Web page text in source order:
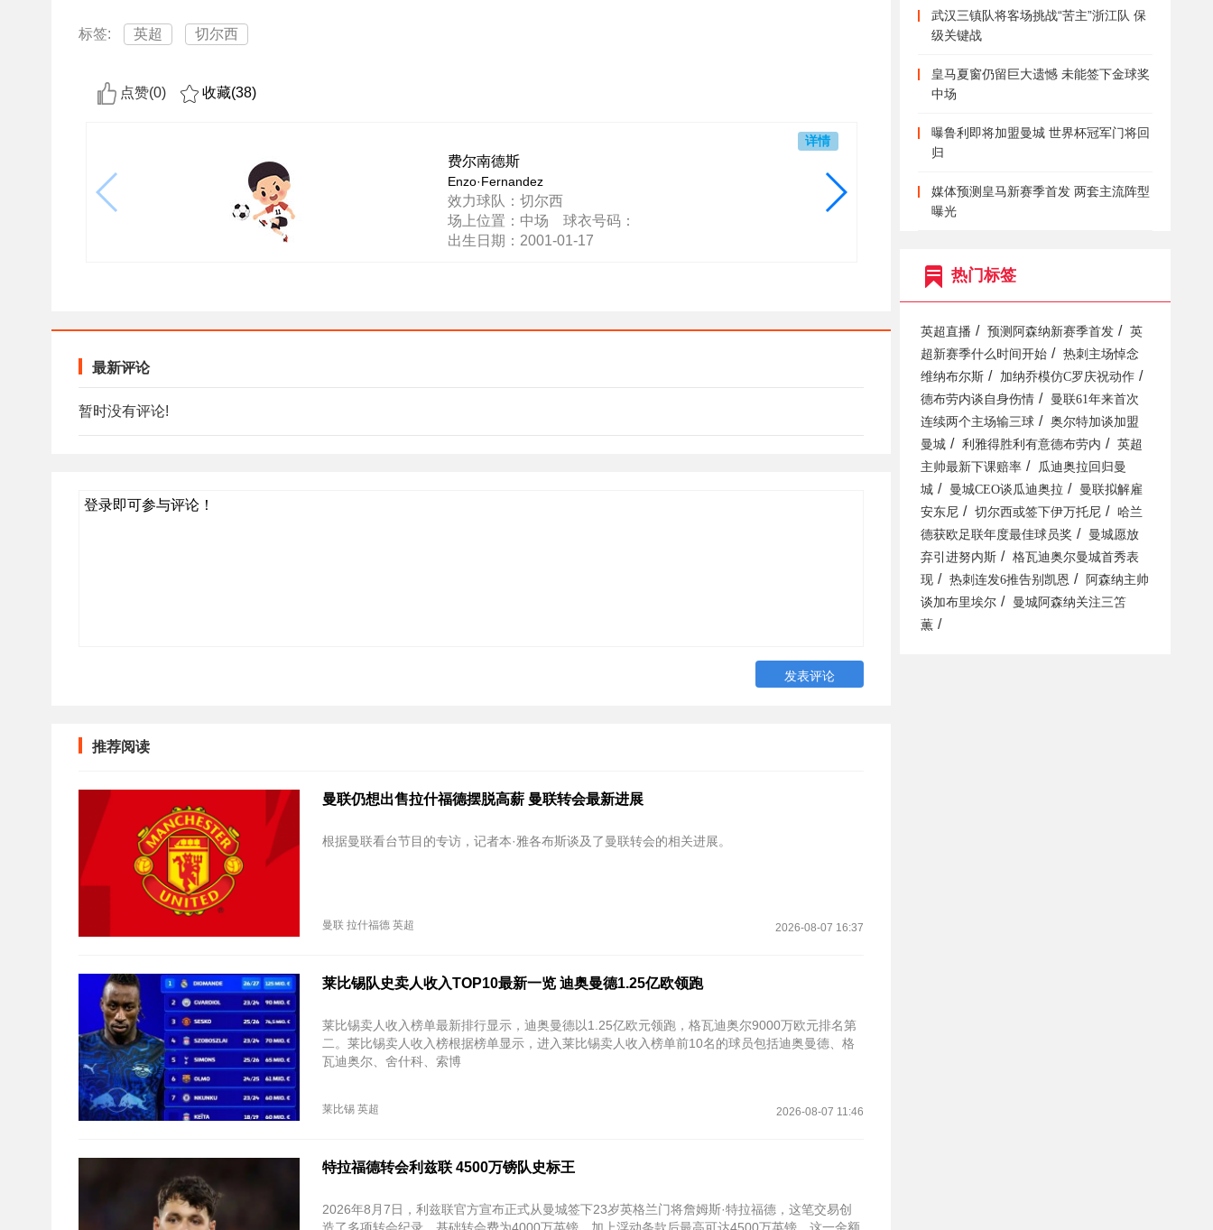
标签: 英超 切尔西
点赞(0) 收藏(38)
详情
费尔南德斯
Enzo·Fernandez
效力球队：切尔西
场上位置：中场 球衣号码：
出生日期：2001-01-17
最新评论
暂时没有评论!
登录即可参与评论！
推荐阅读
曼联仍想出售拉什福德摆脱高薪 曼联转会最新进展
根据曼联看台节目的专访，记者本·雅各布斯谈及了曼联转会的相关进展。
曼联 拉什福德 英超 2026-08-07 16:37
莱比锡队史卖人收入TOP10最新一览 迪奥曼德1.25亿欧领跑
莱比锡卖人收入榜单最新排行显示，迪奥曼德以1.25亿欧元领跑，格瓦迪奥尔9000万欧元排名第
二。莱比锡卖人收入榜根据榜单显示，进入莱比锡卖人收入榜单前10名的球员包括迪奥曼德、格
瓦迪奥尔、舍什科、索博
莱比锡 英超 2026-08-07 11:46
特拉福德转会利兹联 4500万镑队史标王
2026年8月7日，利兹联官方宣布正式从曼城签下23岁英格兰门将詹姆斯·特拉福德，这笔交易创
武汉三镇队将客场挑战“苦主”浙江队 保
级关键战
皇马夏窗仍留巨大遗憾 未能签下金球奖
中场
曝鲁利即将加盟曼城 世界杯冠军门将回
归
媒体预测皇马新赛季首发 两套主流阵型
曝光
热门标签
英超直播 / 预测阿森纳新赛季首发 /
英
超新赛季什么时间开始 /
热刺主场悼念
维纳布尔斯 / 加纳乔模仿C罗庆祝动作 /
德布劳内谈自身伤情 /
曼联61年来首次
连续两个主场输三球 /
奥尔特加谈加盟
曼城 / 利雅得胜利有意德布劳内 /
英超
主帅最新下课赔率 /
瓜迪奥拉回归曼
城 / 曼城CEO谈瓜迪奥拉 /
曼联拟解雇
安东尼 / 切尔西或签下伊万托尼 /
哈兰
德获欧足联年度最佳球员奖 /
曼城愿放
弃引进努内斯 /
格瓦迪奥尔曼城首秀表
现 / 热刺连发6推告别凯恩 /
阿森纳主帅
谈加布里埃尔 /
曼城阿森纳关注三笘
薫 /